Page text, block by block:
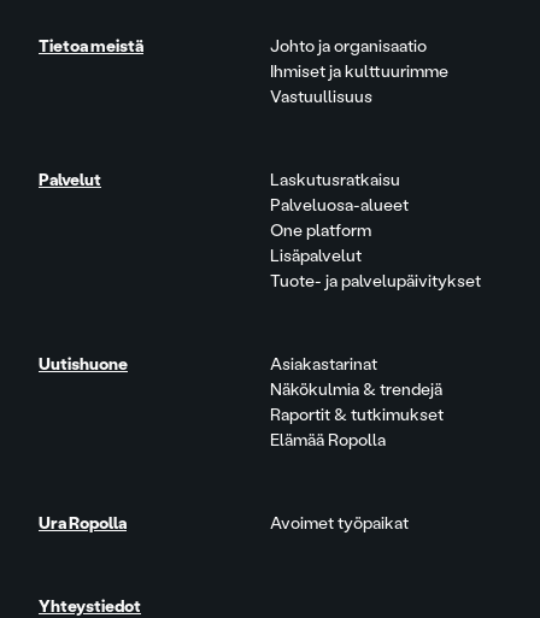
Tietoa meistä
Johto ja organisaatio
Ihmiset ja kulttuurimme
Vastuullisuus
Palvelut
Laskutusratkaisu
Palveluosa-alueet
One platform
Lisäpalvelut
Tuote- ja palvelupäivitykset
Uutishuone
Asiakastarinat
Näkökulmia & trendejä
Raportit & tutkimukset
Elämää Ropolla
Ura Ropolla Avoimet työpaikat
Yhteystiedot